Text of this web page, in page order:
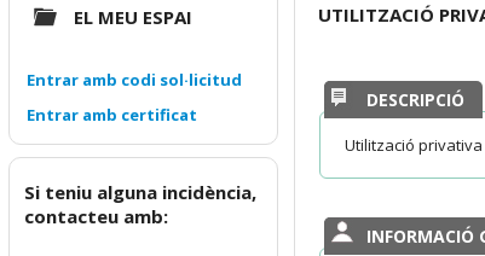
UTILITZACIÓ
DESCRIPCIÓ
Utilització
INFORMACIÓ
EL MEU ESPAI
Entrar amb codi sol·licitud
Si teniu alguna incidència,
contacteu amb: